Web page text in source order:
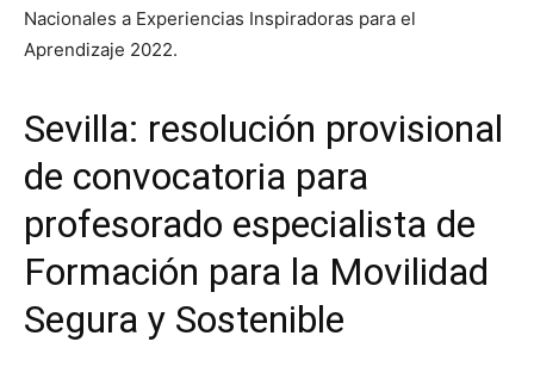
Nacionales a Experiencias Inspiradoras para el
Aprendizaje 2022.
Sevilla: resolución provisional
de convocatoria para
profesorado especialista de
Formación para la Movilidad
Segura y Sostenible